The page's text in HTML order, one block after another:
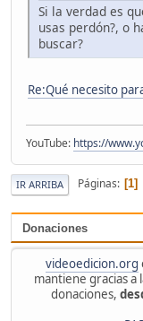
Donaciones
videoedicion.org
mantiene gracias a
donaciones,
Si la verdad es
usas perdón?, o
buscar?
Re:Qué necesito
YouTube: https://
IR ARRIBA Páginas 1